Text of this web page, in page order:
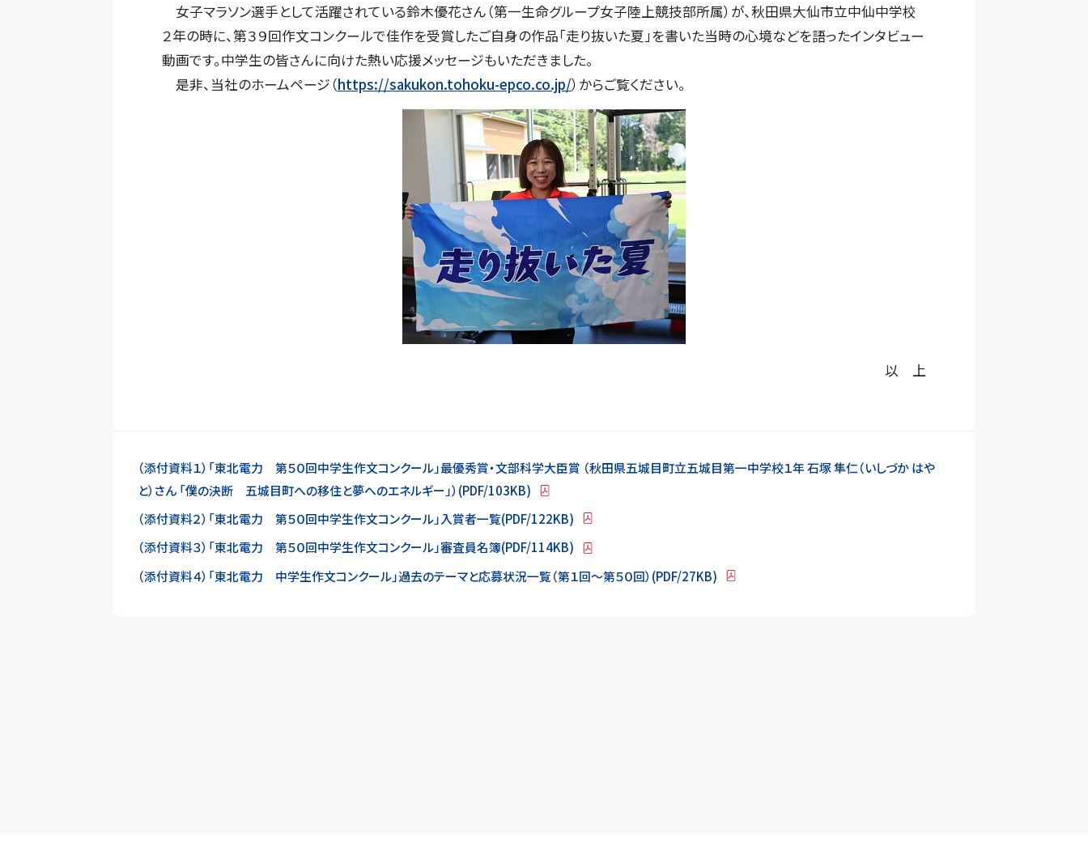
女子マラソン選手として活躍されている鈴木優花さん（第一生命グループ女子陸上競技部所属）が、秋田県大仙市立中仙中学校
２年の時に、第３９回作文コンクールで佳作を受賞したご自身の作品「走り抜いた夏」を書いた当時の心境などを語ったインタビュー
動画です。中学生の皆さんに向けた熱い応援メッセージもいただきました。
是非、当社のホームページ（https://sakukon.tohoku-epco.co.jp/）からご覧ください。
以 上
（添付資料１）「東北電力 第５０回中学生作文コンクール」最優秀賞・文部科学大臣賞 （秋田県五城目町立五城目第一中学校１年 石塚 隼仁（いしづか はや
と）さん 「僕の決断 五城目町への移住と夢へのエネルギー」）(PDF/103KB)
（添付資料２）「東北電力 第５０回中学生作文コンクール」入賞者一覧(PDF/122KB)
（添付資料３）「東北電力 第５０回中学生作文コンクール」審査員名簿(PDF/114KB)
（添付資料４）「東北電力 中学生作文コンクール」過去のテーマと応募状況一覧（第１回～第５０回）(PDF/27KB)